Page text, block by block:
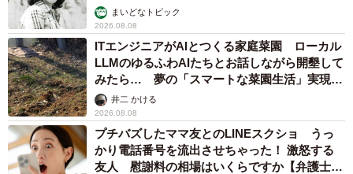
む」まいどなトピック
2026.08.08
ITエンジニアがAIとつくる家庭菜園 ローカル
LLMのゆるふわAIたちとお話しながら開墾して
みたら… 夢の「スマートな菜園生活」実現な
るか井二 かける
2026.08.08
プチバズしたママ友とのLINEスクショ うっ
かり電話番号を流出させちゃった！ 激怒する
友人 慰謝料の相場はいくらですか【弁護士が